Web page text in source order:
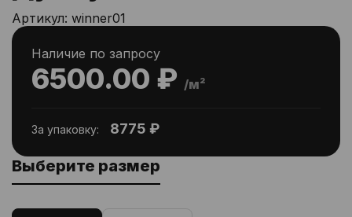
Артикул: winner01
6500.00 ₽ /м²
Наличие по запросу
За упаковку: 8775 ₽
Выберите размер